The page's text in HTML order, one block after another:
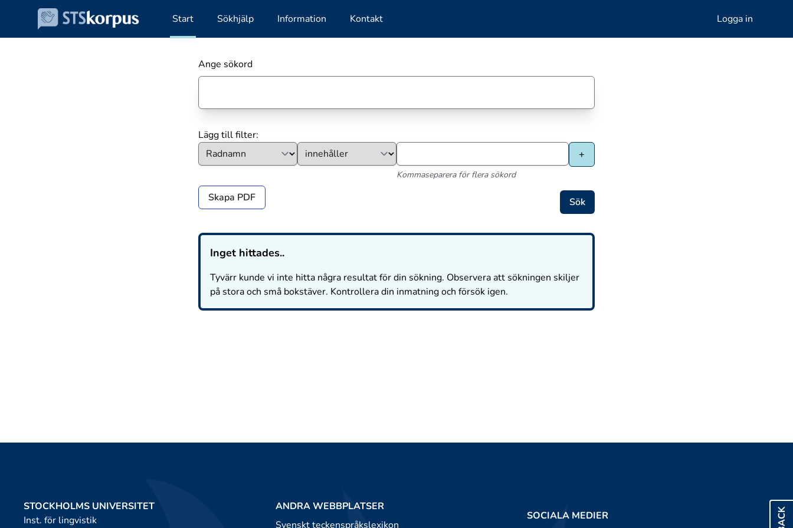
Start Sökhjälp Information Kontakt Logga in
Ange sökord
Lägg till filter:
Kommaseparera för flera sökord
Skapa PDF
Inget hittades..
Tyvärr kunde vi inte hitta några resultat för din sökning. Observera att sökningen skiljer
på stora och små bokstäver. Kontrollera din inmatning och försök igen.
STOCKHOLMS UNIVERSITET
Inst. för lingvistik
ANDRA WEBBPLATSER
Svenskt teckenspråkslexikon
SOCIALA MEDIER